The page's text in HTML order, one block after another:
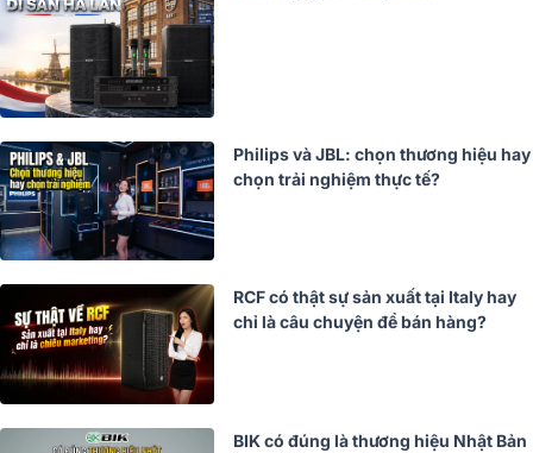
Philips và JBL: chọn thương hiệu hay
chọn trải nghiệm thực tế?
RCF có thật sự sản xuất tại Italy hay
chỉ là câu chuyện để bán hàng?
BIK có đúng là thương hiệu Nhật Bản